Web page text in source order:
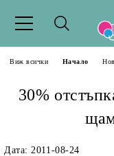
Виж всички Начало
30%
Дата: 2011-08-24